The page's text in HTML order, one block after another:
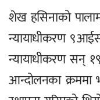
शेख हसिनाको
न्यायाधीकरण
न्यायाधीकरण सन्
आन्दोलनका क्रममा